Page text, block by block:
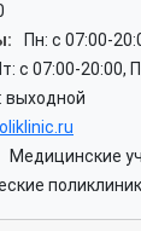
Пн: c 07:00-
c 07:00-20:00,
выходной
Медицинские